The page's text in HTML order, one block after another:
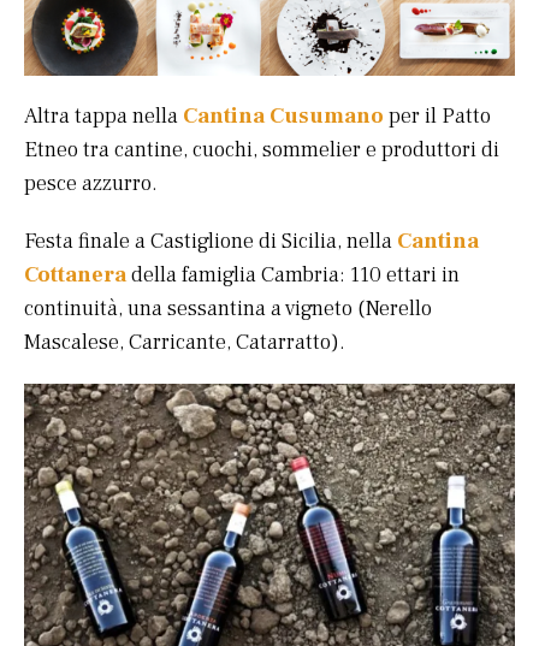
Altra tappa nella Cantina Cusumano per il Patto
Etneo tra cantine, cuochi, sommelier e produttori di
pesce azzurro.
Festa finale a Castiglione di Sicilia, nella Cantina
Cottaneradella famiglia Cambria: 110 ettari in
continuità, una sessantina a vigneto (Nerello
Mascalese, Carricante, Catarratto).